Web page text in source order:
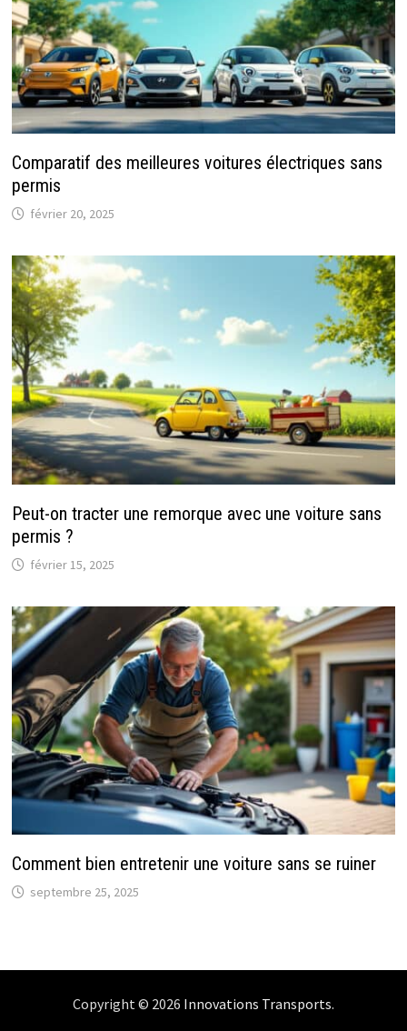
Comparatif des meilleures voitures électriques sans
permis
février 20, 2025
Peut-on tracter une remorque avec une voiture sans
permis ?
février 15, 2025
Comment bien entretenir une voiture sans se ruiner
septembre 25, 2025
Copyright © 2026 Innovations Transports.